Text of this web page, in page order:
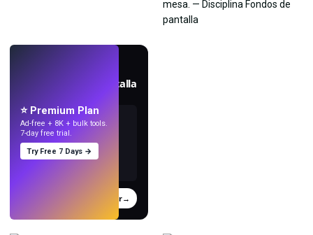
Crea fondos de pantalla
Probar→
⭐ Premium Plan
Ad-free + 8K + bulk tools.
7-day free trial.
Try Free 7 Days →